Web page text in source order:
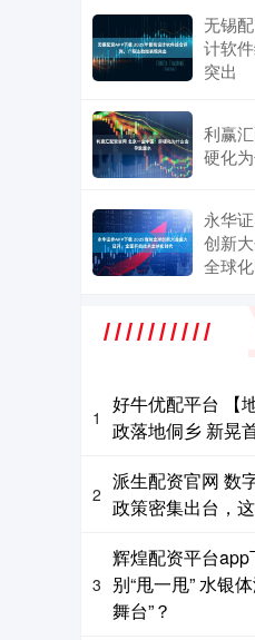
无锡
计软
突出
利赢
硬化
永华
创新
全球
1
好牛优配平台 【
政落地侗乡 新晃
2
派生配资官网 数
政策密集出台，
3
辉煌配资平台
别“甩一甩” 水银
舞台”？